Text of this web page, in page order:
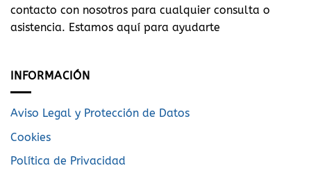
contacto con nosotros para cualquier consulta o
asistencia. Estamos aquí para ayudarte
INFORMACIÓN
Aviso Legal y Protección de Datos
Cookies
Política de Privacidad